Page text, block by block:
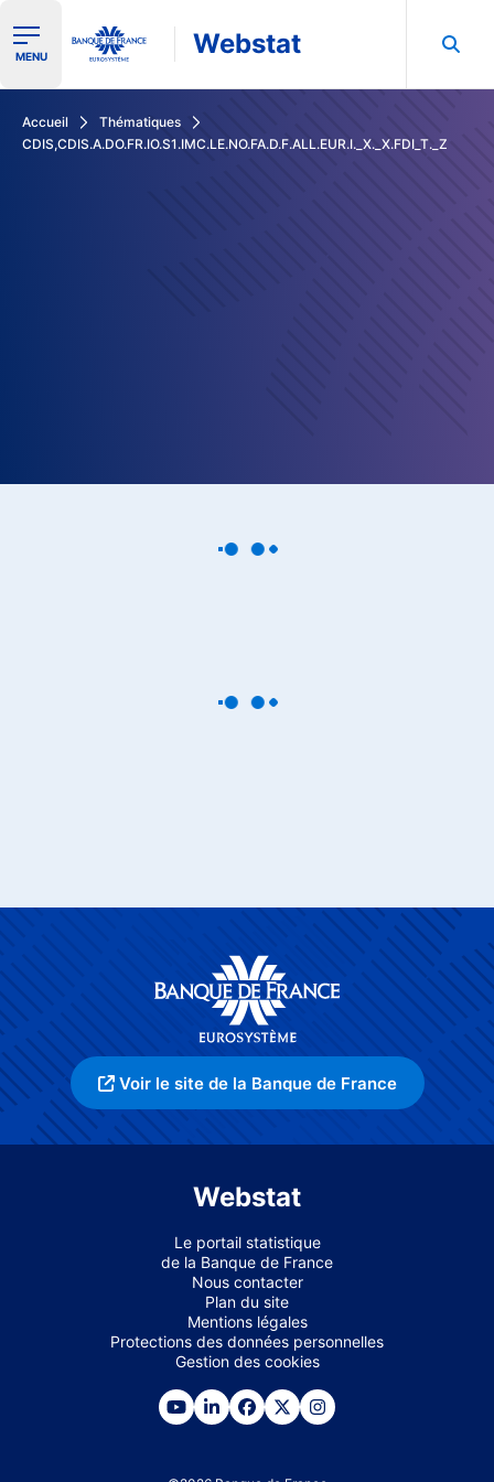
Ouvrir le menu de navigation
MENU Webstat
Accueil
Thématiques
CDIS,CDIS.A.DO.FR.IO.S1.IMC.LE.NO.FA.D.F.ALL.EUR.I._X._X.FDI_T._Z
Voir le site de la Banque de France
Webstat
Le portail statistique
de la Banque de France
Nous contacter
Plan du site
Mentions légales
Protections des données personnelles
Gestion des cookies